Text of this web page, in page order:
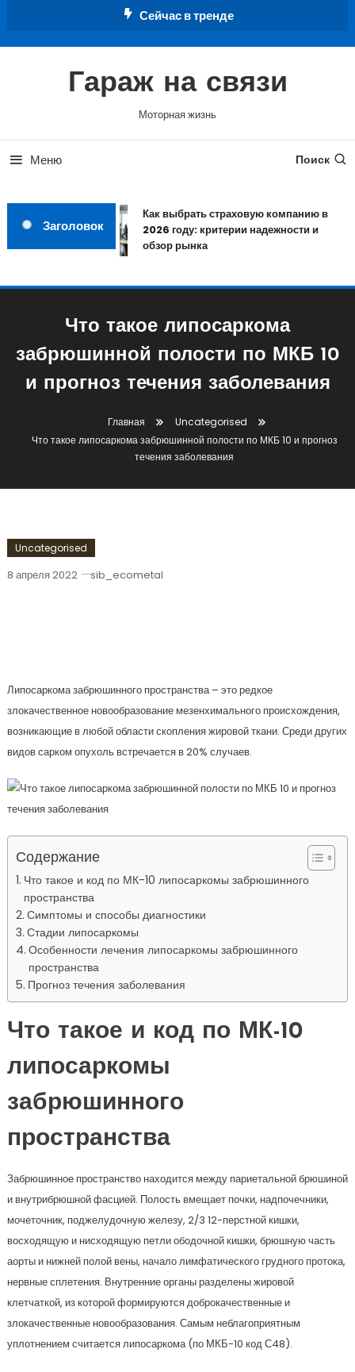
Сейчас в тренде
Гараж на связи
Моторная жизнь
Меню Поиск
Заголовок
Как выбрать страховую компанию в
2026 году: критерии надежности и
обзор рынка
Что такое липосаркома
забрюшинной полости по МКБ 10
и прогноз течения заболевания
Главная
Uncategorised
Что такое липосаркома забрюшинной полости по МКБ 10 и прогноз
течения заболевания
Uncategorised
8 апреля 2022 sib_ecometal
Липосаркома забрюшинного пространства – это редкое
злокачественное новообразование мезенхимального происхождения,
возникающие в любой области скопления жировой ткани. Среди других
видов сарком опухоль встречается в 20% случаев.
Содержание
Что такое и код по МК-10 липосаркомы забрюшинного
пространства
Симптомы и способы диагностики
Стадии липосаркомы
Особенности лечения липосаркомы забрюшинного
пространства
Прогноз течения заболевания
Что такое и код по МК-10
липосаркомы
забрюшинного
пространства
Забрюшинное пространство находится между париетальной брюшиной
и внутрибрюшной фасцией. Полость вмещает почки, надпочечники,
мочеточник, поджелудочную железу, 2/3 12-перстной кишки,
восходящую и нисходящую петли ободочной кишки, брюшную часть
аорты и нижней полой вены, начало лимфатического грудного протока,
нервные сплетения. Внутренние органы разделены жировой
клетчаткой, из которой формируются доброкачественные и
злокачественные новообразования. Самым неблагоприятным
уплотнением считается липосаркома (по МКБ-10 код С48).